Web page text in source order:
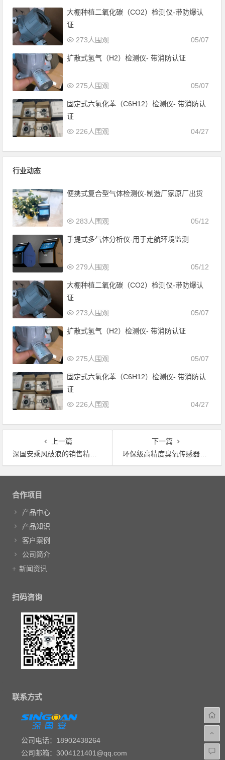
大棚种植二氧化碳（CO2）检测仪-带防爆认
证
05/07
273人围观
扩散式氢气（H2）检测仪- 带消防认证
05/07
275人围观
固定式六氢化苯（C6H12）检测仪- 带消防认
证
04/27
226人围观
行业动态
便携式复合型气体检测仪-制造厂家原厂出货
05/12
283人围观
手提式多气体分析仪-用于走航环境监测
05/12
279人围观
大棚种植二氧化碳（CO2）检测仪-带防爆认
证
05/07
273人围观
扩散式氢气（H2）检测仪- 带消防认证
05/07
275人围观
固定式六氢化苯（C6H12）检测仪- 带消防认
证
04/27
226人围观
上一篇
深国安乘风破浪的销售精英二日游
下一篇
环保级高精度臭氧传感器模组
文章导航
合作项目
产品中心
产品知识
客户案例
公司简介
新闻资讯
扫码咨询
联系方式
公司电话：18902438264
公司邮箱：3004121401@qq.com